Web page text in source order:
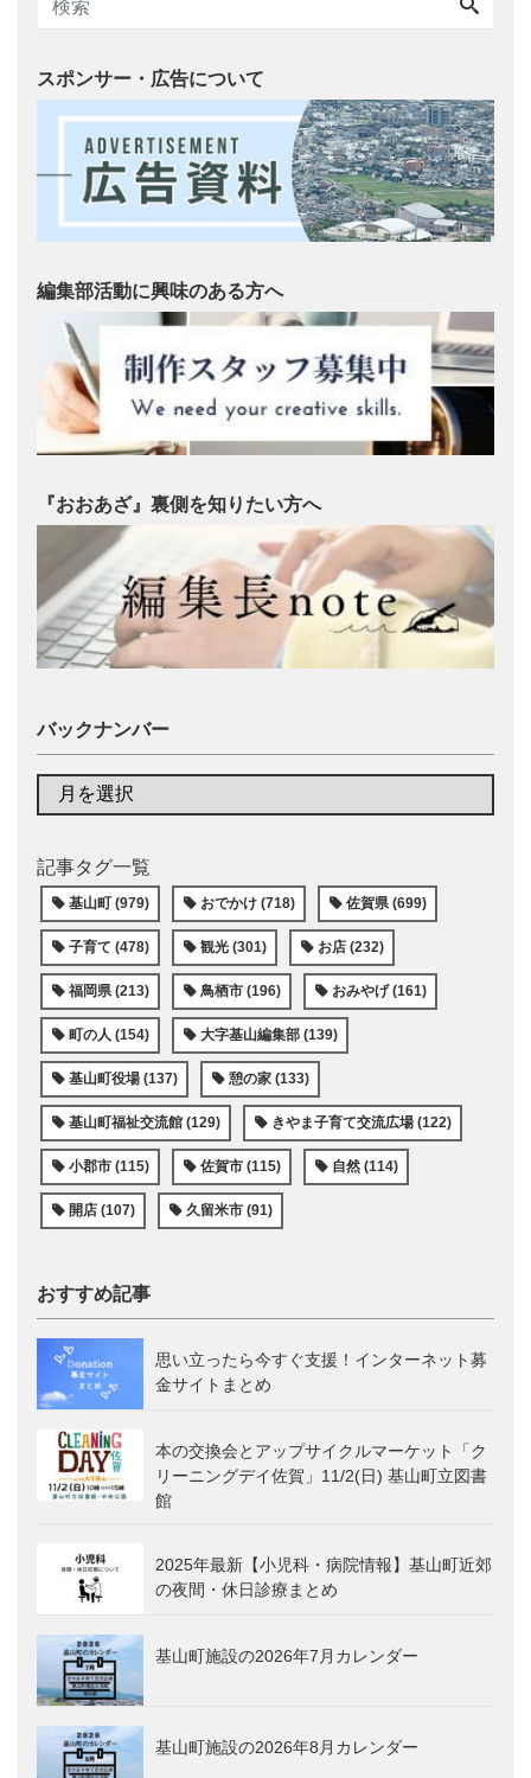
スポンサー・広告について
編集部活動に興味のある方へ
『おおあざ』裏側を知りたい方へ
バックナンバー
記事タグ一覧
基山町 (979) おでかけ (718) 佐賀県 (699)
子育て (478) 観光 (301) お店 (232)
福岡県 (213) 鳥栖市 (196) おみやげ (161)
町の人 (154) 大字基山編集部 (139)
基山町役場 (137) 憩の家 (133)
基山町福祉交流館 (129) きやま子育て交流広場 (122)
小郡市 (115) 佐賀市 (115) 自然 (114)
開店 (107) 久留米市 (91)
おすすめ記事
思い立ったら今すぐ支援！インターネット募
金サイトまとめ
本の交換会とアップサイクルマーケット「ク
リーニングデイ佐賀」11/2(日) 基山町立図書
館
2025年最新【小児科・病院情報】基山町近郊
の夜間・休日診療まとめ
基山町施設の2026年7月カレンダー
基山町施設の2026年8月カレンダー